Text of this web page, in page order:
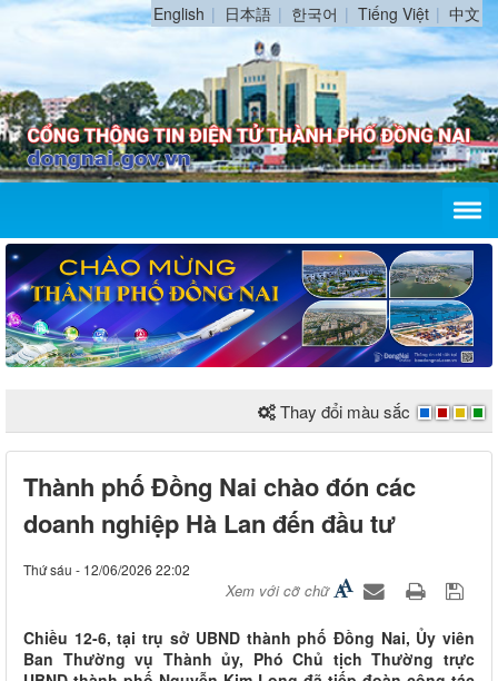
English 日本語 한국어 Tiếng Việt 中文
Thay đổi màu sắc
Thành phố Đồng Nai chào đón các
doanh nghiệp Hà Lan đến đầu tư
Thứ sáu - 12/06/2026 22:02
Xem với cỡ chữ
Chiều 12-6, tại trụ sở UBND thành phố Đồng Nai, Ủy viên
Ban Thường vụ Thành ủy, Phó Chủ tịch Thường trực